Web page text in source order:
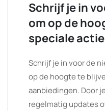
Schrijf je in
om op de
speciale
Schrijf je in voor de
op de hoogte te
aanbiedingen. Door
regelmatig updates